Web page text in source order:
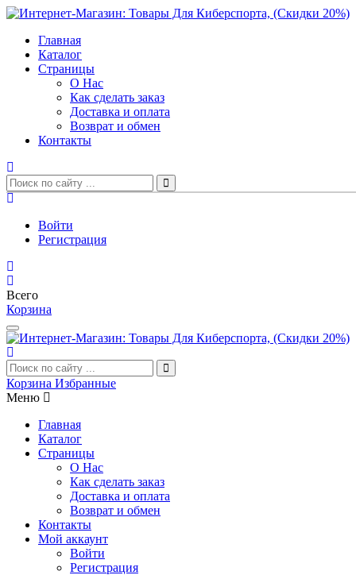
Главная
Каталог
Страницы
О Нас
Как сделать заказ
Доставка и оплата
Возврат и обмен
Контакты
Войти
Регистрация
Всего
Корзина
Корзина Избранные
Меню
Главная
Каталог
Страницы
О Нас
Как сделать заказ
Доставка и оплата
Возврат и обмен
Контакты
Мой аккаунт
Войти
Регистрация